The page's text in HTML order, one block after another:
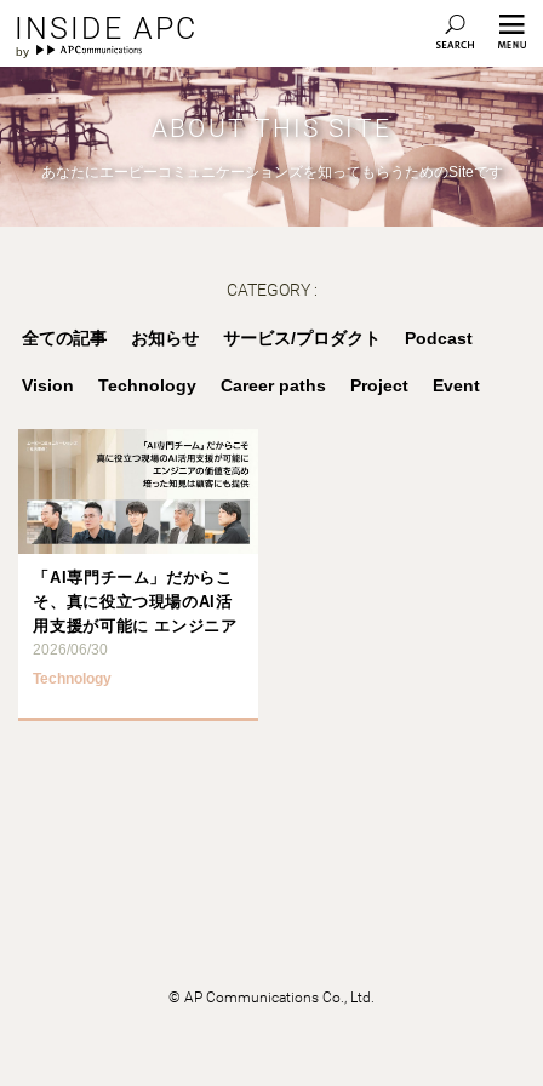
INSIDE APC
ABOUT THIS SITE
あなたにエーピーコミュニケーションズを知ってもらうためのSiteです
CATEGORY :
全ての記事 お知らせ サービス/プロダクト Podcast
Vision Technology Career paths Project Event
「AI専門チーム」だからこ
そ、真に役立つ現場のAI活
用支援が可能に エンジニア
の価値を高め、培った知･･･
2026/06/30
Technology
© AP Communications Co., Ltd.